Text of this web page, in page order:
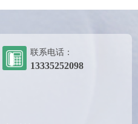
联系电话：
13335252098